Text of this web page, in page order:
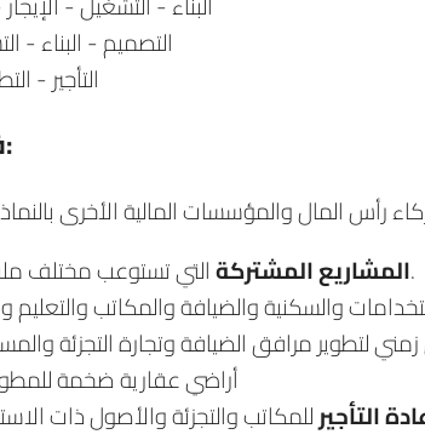
التصميم - البناء -
التأجير -
فرص الاستثمار:
المشاريع المشتركةالتي تستوعب مختلف ملفات الاستثمار.
لتطوير مرافق الضيافة وتجارة التجزئة
أراضي عقارية ضخمة
التأجيرللمكاتب والتجزئة والأصول ذات